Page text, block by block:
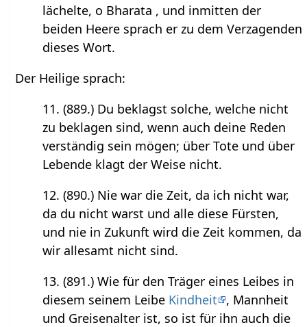
lächelte, o Bharata , und inmitten der
beiden Heere sprach er zu dem Verzagenden
dieses Wort.
Der Heilige sprach:
11. (889.) Du beklagst solche, welche nicht
zu beklagen sind, wenn auch deine Reden
verständig sein mögen; über Tote und über
Lebende klagt der Weise nicht.
12. (890.) Nie war die Zeit, da ich nicht war,
da du nicht warst und alle diese Fürsten,
und nie in Zukunft wird die Zeit kommen, da
wir allesamt nicht sind.
13. (891.) Wie für den Träger eines Leibes in
diesem seinem Leibe Kindheit
, Mannheit
und Greisenalter ist, so ist für ihn auch die